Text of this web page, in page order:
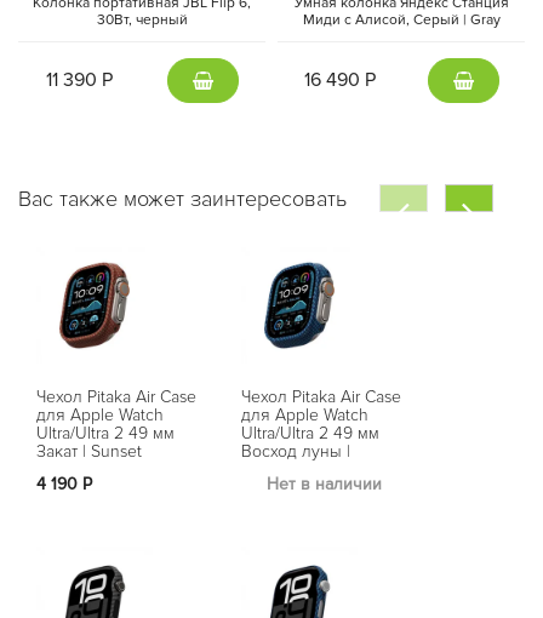
30Вт, черный
11 390 Р
Миди с Алисой, Cерый | Gray
16 490 Р
Вас также может заинтересовать
Чехол Pitaka Air Case
для Apple Watch
Ultra/Ultra 2 49 мм
Закат | Sunset
4 190 Р
Чехол Pitaka Air Case
для Apple Watch
Ultra/Ultra 2 49 мм
Восход луны |
Нет в наличии